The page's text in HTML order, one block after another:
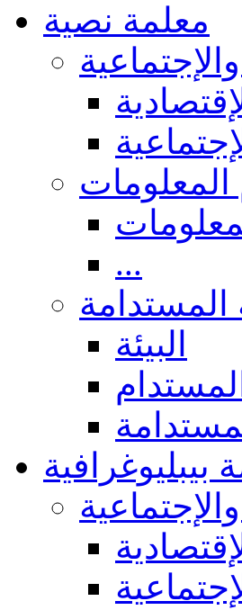
معلمة نصية
المعلومات
...
المستدامة
البيئة
بيبليوغرافية